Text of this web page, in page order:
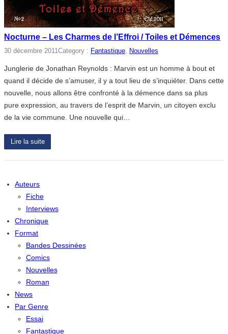
Nocturne – Les Charmes de l’Effroi / Toiles et Démences
30 décembre 2011Category : Fantastique, Nouvelles
Junglerie de Jonathan Reynolds : Marvin est un homme à bout et
quand il décide de s’amuser, il y a tout lieu de s’inquiéter. Dans cette
nouvelle, nous allons être confronté à la démence dans sa plus
pure expression, au travers de l’esprit de Marvin, un citoyen exclu
de la vie commune. Une nouvelle qui…
Lire la suite
Auteurs
Fiche
Interviews
Chronique
Format
Bandes Dessinées
Comics
Nouvelles
Roman
News
Par Genre
Essai
Fantastique